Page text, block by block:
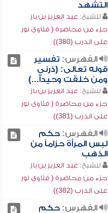
التشهد
للشيخ: عبد العزيز بن باز
جزء من محاضرة ( فتاوى نور
على الدرب (380))
الفهرس: تفسير
قوله تعالى: (ذرني
ومن خلقت وحيداً...)
للشيخ: عبد العزيز بن باز
جزء من محاضرة ( فتاوى نور
على الدرب (381))
الفهرس:حكم
لبس المرأة حزاماً من
الذهب
للشيخ: عبد العزيز بن باز
جزء من محاضرة ( فتاوى نور
على الدرب (382))
الفهرس:حكم